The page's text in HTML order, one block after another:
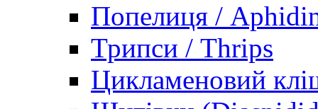
Попелиця /
Трипси / Thrips
Цикламеновий